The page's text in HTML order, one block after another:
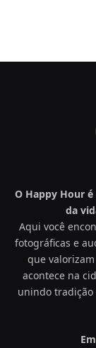
O Happy Hour
da
Aqui você
fotográficas e
que
acontece na
unindo tradição